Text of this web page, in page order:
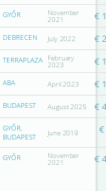
GYŐR November
2021 €
DEBRECEN July 2022 €
TERRAPLAZA February
2023 €
ABA April 2023 €
BUDAPEST August 2025 €
GYŐR,
BUDAPEST
June 2019 €
GYŐR November
2021 €